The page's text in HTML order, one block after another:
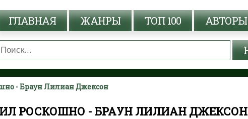
ГЛАВНАЯ ЖАНРЫ ТОП 100 АВТОРЫ
- Браун Лилиан Джексон
РОСКОШНО - БРАУН ЛИЛИАН ДЖЕКСОН